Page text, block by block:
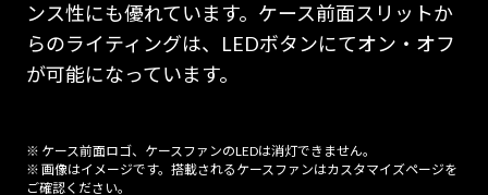
ンス性にも優れています。ケース前面スリットか
らのライティングは、LEDボタンにてオン・オフ
が可能になっています。
※ ケース前面ロゴ、ケースファンのLEDは消灯できません。
※ 画像はイメージです。搭載されるケースファンはカスタマイズページを
ご確認ください。